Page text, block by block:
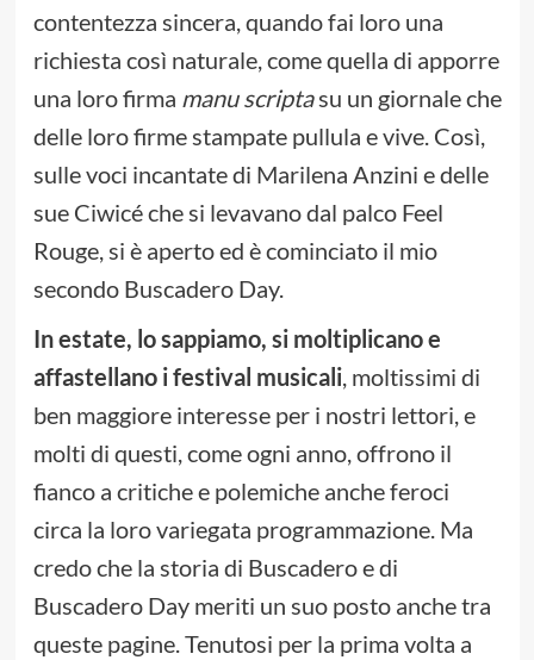
contentezza sincera, quando fai loro una
richiesta così naturale, come quella di apporre
una loro firma manu scriptasu un giornale che
delle loro firme stampate pullula e vive. Così,
sulle voci incantate di Marilena Anzini e delle
sue Ciwicé che si levavano dal palco Feel
Rouge, si è aperto ed è cominciato il mio
secondo Buscadero Day.
In estate, lo sappiamo, si moltiplicano e
affastellano i festival musicali, moltissimi di
ben maggiore interesse per i nostri lettori, e
molti di questi, come ogni anno, offrono il
fianco a critiche e polemiche anche feroci
circa la loro variegata programmazione. Ma
credo che la storia di Buscadero e di
Buscadero Day meriti un suo posto anche tra
queste pagine. Tenutosi per la prima volta a